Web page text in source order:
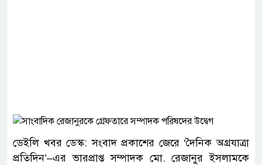
ডেইলি খবর ডেস্ক: সংবাদ প্রকাশের জেরে ‘দৈনিক অগ্রযাত্রা
প্রতিদিন’–এর ভারপ্রাপ্ত সম্পাদক মো. রেজানুর ইসলামকে